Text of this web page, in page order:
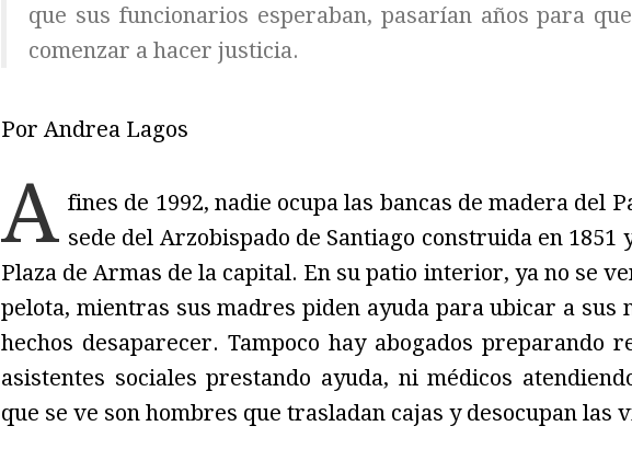
que sus funcionarios esperaban, pasarían años para
comenzar a hacer justicia.
Por Andrea Lagos
A fines de 1992, nadie ocupa las bancas de madera del
sede del Arzobispado de Santiago construida en 1851
Plaza de Armas de la capital. En su patio interior, ya no se
pelota, mientras sus madres piden ayuda para ubicar a sus
hechos desaparecer. Tampoco hay abogados preparando
asistentes sociales prestando ayuda, ni médicos
que se ve son hombres que trasladan cajas y desocupan las